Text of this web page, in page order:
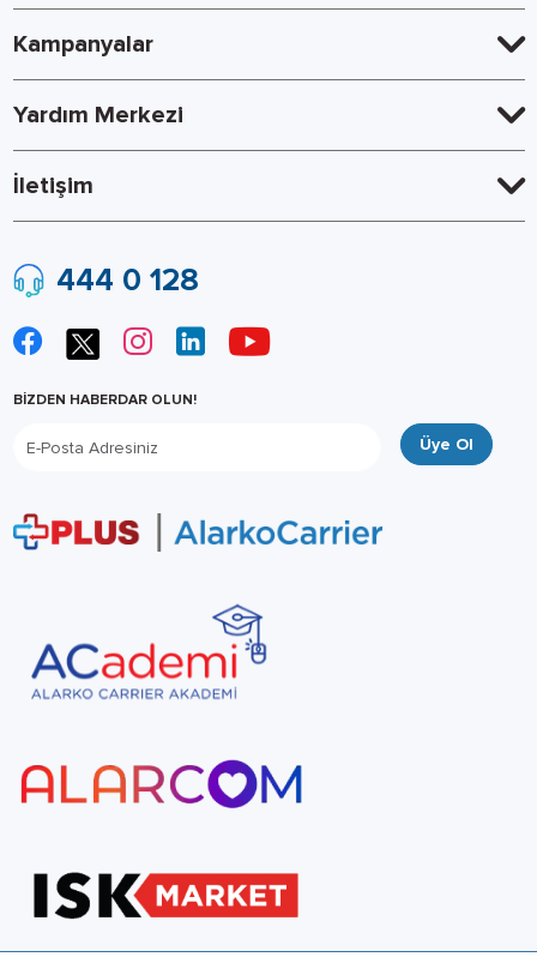
Kampanyalar
Yardım Merkezi
İletişim
444 0 128
BİZDEN HABERDAR OLUN!
Üye Ol